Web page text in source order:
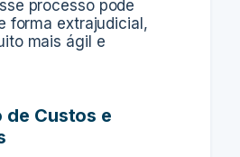
processo pode
forma extrajudicial,
mais ágil e
de Custos e